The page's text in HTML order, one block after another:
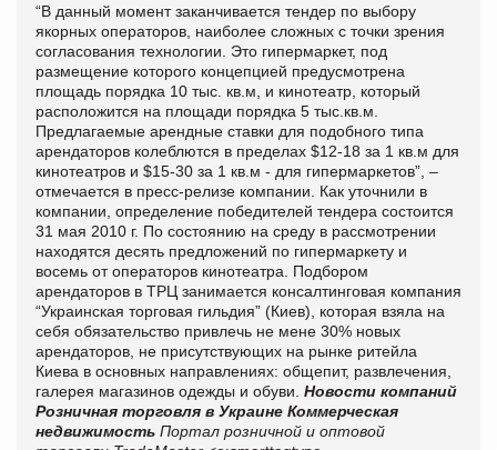
“В данный момент заканчивается тендер по выбору
якорных операторов, наиболее сложных с точки зрения
согласования технологии. Это гипермаркет, под
размещение которого концепцией предусмотрена
площадь порядка 10 тыс. кв.м, и кинотеатр, который
расположится на площади порядка 5 тыс.кв.м.
Предлагаемые арендные ставки для подобного типа
арендаторов колеблются в пределах $12-18 за 1 кв.м для
кинотеатров и $15-30 за 1 кв.м - для гипермаркетов”, –
отмечается в пресс-релизе компании. Как уточнили в
компании, определение победителей тендера состоится
31 мая 2010 г. По состоянию на среду в рассмотрении
находятся десять предложений по гипермаркету и
восемь от операторов кинотеатра. Подбором
арендаторов в ТРЦ занимается консалтинговая компания
“Украинская торговая гильдия” (Киев), которая взяла на
себя обязательство привлечь не мене 30% новых
арендаторов, не присутствующих на рынке ритейла
Киева в основных направлениях: общепит, развлечения,
галерея магазинов одежды и обуви. Новости компаний
Розничная торговля в Украине Коммерческая
недвижимость Портал розничной и оптовой